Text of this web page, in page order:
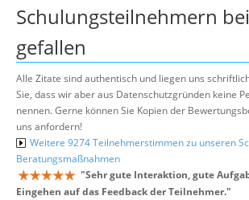
Schulungsteilnehmern
gefallen
Alle Zitate sind authentisch und liegen uns
Sie, dass wir aber aus Datenschutzgründen keine
nennen. Gerne können Sie Kopien der
uns anfordern!
Weitere 9274 Teilnehmerstimmen zu unseren
Beratungsmaßnahmen
"Sehr gute Interaktion, gute
Eingehen auf das Feedback der Teilnehmer."